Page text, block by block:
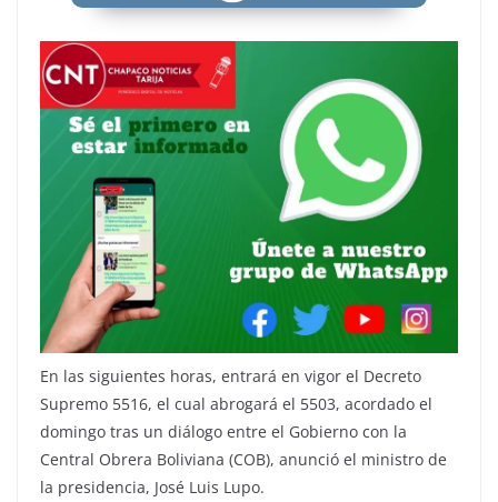
En las siguientes horas, entrará en vigor el Decreto
Supremo 5516, el cual abrogará el 5503, acordado el
domingo tras un diálogo entre el Gobierno con la
Central Obrera Boliviana (COB), anunció el ministro de
la presidencia, José Luis Lupo.